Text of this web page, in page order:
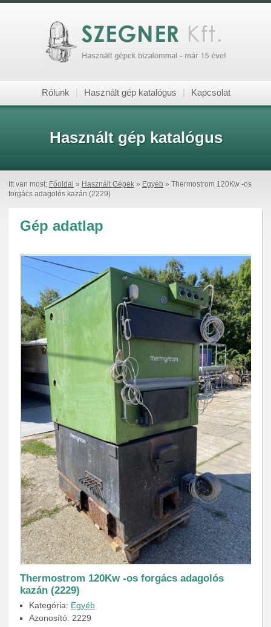
Rólunk Használt gép katalógus Kapcsolat
Használt gép katalógus
Itt van most: Főoldal » Használt Gépek » Egyéb » Thermostrom 120Kw -os
forgács adagolós kazán (2229)
Gép adatlap
Thermostrom 120Kw -os forgács adagolós
kazán (2229)
Kategória: Egyéb
Azonosító: 2229